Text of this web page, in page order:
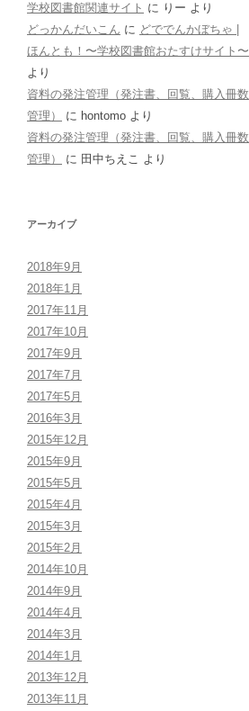
世界］
学校図書館関連サイト に りー より
どっかんだいこん に どででんかぼちゃ |
ほんとも！〜学校図書館おたすけサイト〜
より
資料の発注管理（発注書、回覧、購入冊数
管理）
に hontomo より
資料の発注管理（発注書、回覧、購入冊数
管理）
に 田中ちえこ より
アーカイブ
2018年9月
2018年1月
2017年11月
2017年10月
2017年9月
2017年7月
2017年5月
2016年3月
2015年12月
2015年9月
2015年5月
2015年4月
2015年3月
2015年2月
2014年10月
2014年9月
2014年4月
2014年3月
2014年1月
2013年12月
2013年11月